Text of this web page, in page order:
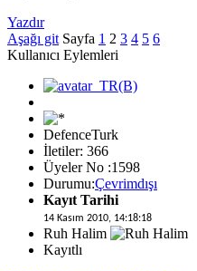
Yazdır
Aşağı git Sayfa 1 2 3 4 5 6
Kullanıcı Eylemleri
DefenceTurk
İletiler: 366
Üyeler No :1598
Durumu:Çevrimdışı
Kayıt Tarihi
14 Kasım 2010, 14:18:18
Ruh Halim
Kayıtlı